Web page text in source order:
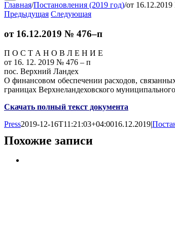
Главная/Постановления (2019 год)/от
Предыдущая Следующая
от 16.12.2019 № 476–п
П О С Т А Н О В Л Е Н И Е
от 16. 12. 2019 № 476 – п
пос. Верхний Ландех
О финансовом обеспечении расходов,
границах Верхнеландеховского
Скачать полный текст документа
Press2019-12-16T11:21:03+04:0016.12.2019|
Похожие записи